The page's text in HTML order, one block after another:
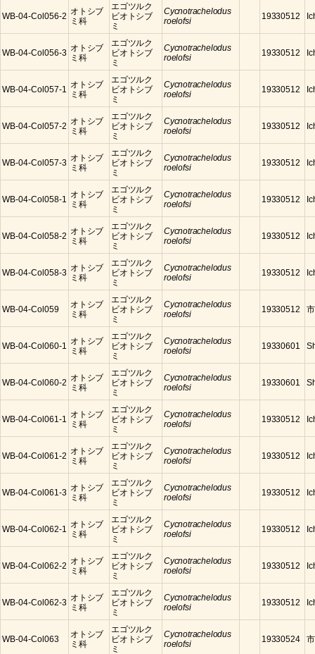
WB-04-Col056-2
オトシブ
ミ科
エゴツルク
ビオトシブ
ミ
Cycnotrachelodus
roelofsi
19330512
WB-04-Col056-3
オトシブ
ミ科
エゴツルク
ビオトシブ
ミ
Cycnotrachelodus
roelofsi
19330512
WB-04-Col057-1
オトシブ
ミ科
エゴツルク
ビオトシブ
ミ
Cycnotrachelodus
roelofsi
19330512
WB-04-Col057-2
オトシブ
ミ科
エゴツルク
ビオトシブ
ミ
Cycnotrachelodus
roelofsi
19330512
WB-04-Col057-3
オトシブ
ミ科
エゴツルク
ビオトシブ
ミ
Cycnotrachelodus
roelofsi
19330512
WB-04-Col058-1
オトシブ
ミ科
エゴツルク
ビオトシブ
ミ
Cycnotrachelodus
roelofsi
19330512
WB-04-Col058-2
オトシブ
ミ科
エゴツルク
ビオトシブ
ミ
Cycnotrachelodus
roelofsi
19330512
WB-04-Col058-3
オトシブ
ミ科
エゴツルク
ビオトシブ
ミ
Cycnotrachelodus
roelofsi
19330512
WB-04-Col059
オトシブ
ミ科
エゴツルク
ビオトシブ
ミ
Cycnotrachelodus
roelofsi
19330512
WB-04-Col060-1
オトシブ
ミ科
エゴツルク
ビオトシブ
ミ
Cycnotrachelodus
roelofsi
19330601
WB-04-Col060-2
オトシブ
ミ科
エゴツルク
ビオトシブ
ミ
Cycnotrachelodus
roelofsi
19330601
WB-04-Col061-1
オトシブ
ミ科
エゴツルク
ビオトシブ
ミ
Cycnotrachelodus
roelofsi
19330512
WB-04-Col061-2
オトシブ
ミ科
エゴツルク
ビオトシブ
ミ
Cycnotrachelodus
roelofsi
19330512
WB-04-Col061-3
オトシブ
ミ科
エゴツルク
ビオトシブ
ミ
Cycnotrachelodus
roelofsi
19330512
WB-04-Col062-1
オトシブ
ミ科
エゴツルク
ビオトシブ
ミ
Cycnotrachelodus
roelofsi
19330512
WB-04-Col062-2
オトシブ
ミ科
エゴツルク
ビオトシブ
ミ
Cycnotrachelodus
roelofsi
19330512
WB-04-Col062-3
オトシブ
ミ科
エゴツルク
ビオトシブ
ミ
Cycnotrachelodus
roelofsi
19330512
WB-04-Col063
オトシブ
ミ科
エゴツルク
ビオトシブ
ミ
Cycnotrachelodus
roelofsi
19330524